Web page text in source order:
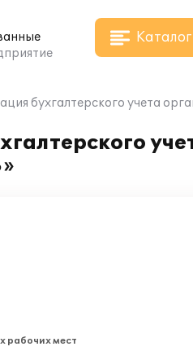
Каталог
бухгалтерского учета
рабочих мест